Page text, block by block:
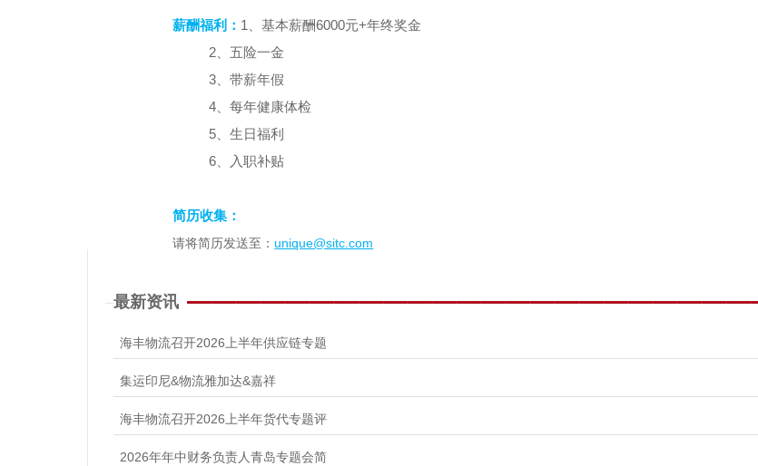
薪酬福利： 1 、基本薪酬6000元+年终奖金
2、五险一金
3、带薪年假
4、每年健康体检
5、生日福利
6、入职补贴
简历收集：
请将简历发送至：unique@sitc.com
最新资讯
海丰物流召开2026上半年供应链专题
集运印尼&物流雅加达&嘉祥
海丰物流召开2026上半年货代专题评
2026年年中财务负责人青岛专题会简